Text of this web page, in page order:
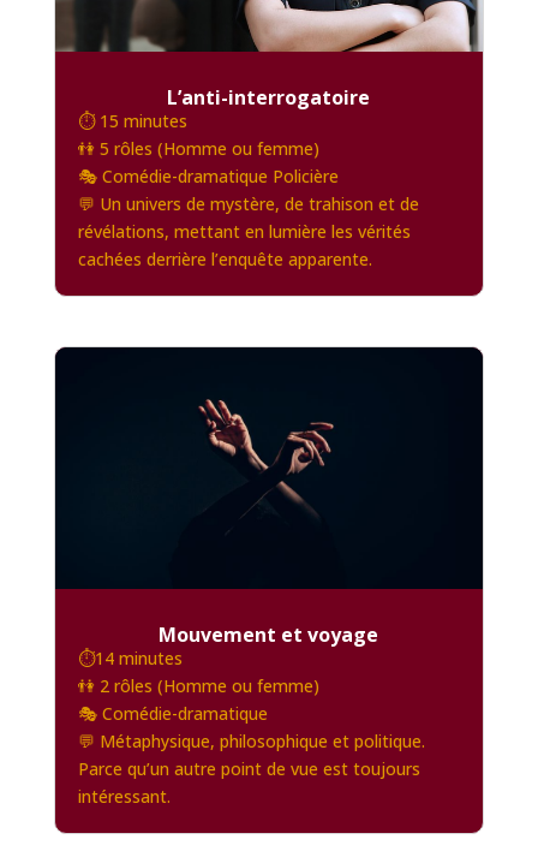
L’anti-interrogatoire
⏱️ 15 minutes
👫 5 rôles (Homme ou femme)
🎭 Comédie-dramatique Policière
💬 Un univers de mystère, de trahison et de
révélations, mettant en lumière les vérités
cachées derrière l’enquête apparente.
Mouvement et voyage
⏱️14 minutes
👫 2 rôles (Homme ou femme)
🎭 Comédie-dramatique
💬 Métaphysique, philosophique et politique.
Parce qu’un autre point de vue est toujours
intéressant.